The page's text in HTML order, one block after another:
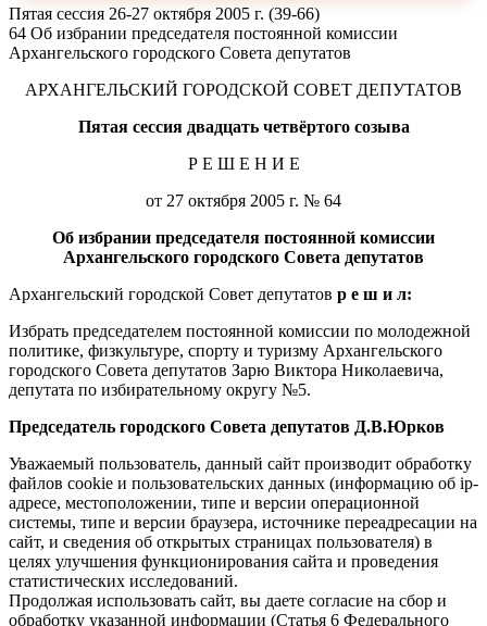
Пятая сессия 26-27 октября 2005 г. (39-66)
64 Об избрании председателя постоянной комиссии
Архангельского городского Совета депутатов
АРХАНГЕЛЬСКИЙ ГОРОДСКОЙ СОВЕТ ДЕПУТАТОВ
Пятая сессия двадцать четвёртого созыва
Р Е Ш Е Н И Е
от 27 октября 2005 г. № 64
Об избрании председателя постоянной комиссии
Архангельского городского Совета депутатов
Архангельский городской Совет депутатов р е ш и л:
Избрать председателем постоянной комиссии по молодежной
политике, физкультуре, спорту и туризму Архангельского
городского Совета депутатов Зарю Виктора Николаевича,
депутата по избирательному округу №5.
Председатель городского Совета депутатов Д.В.Юрков
Уважаемый пользователь, данный сайт производит обработку
файлов cookie и пользовательских данных (информацию об ip-
адресе, местоположении, типе и версии операционной
системы, типе и версии браузера, источнике переадресации на
сайт, и сведения об открытых страницах пользователя) в
целях улучшения функционирования сайта и проведения
статистических исследований.
Продолжая использовать сайт, вы даете согласие на сбор и
обработку указанной информации (Статья 6 Федерального